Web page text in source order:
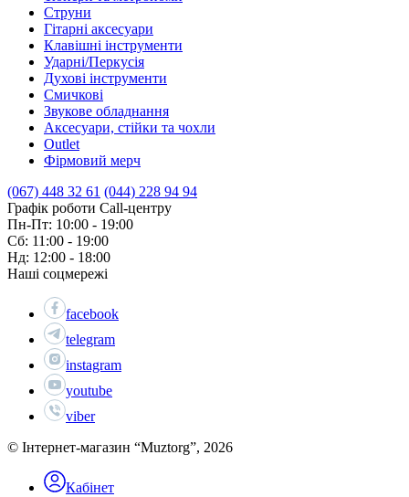
Струни
Гітарні аксесуари
Клавішні інструменти
Ударні/Перкусія
Духові інструменти
Смичкові
Звукове обладнання
Аксесуари, стійки та чохли
Outlet
Фірмовий мерч
(067) 448 32 61 (044) 228 94 94
Графік роботи Call-центру
Пн-Пт: 10:00 - 19:00
Сб: 11:00 - 19:00
Нд: 12:00 - 18:00
Наші соцмережі
facebook
telegram
instagram
youtube
viber
© Інтернет-магазин “Muztorg”, 2026
Кабінет